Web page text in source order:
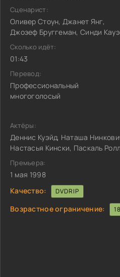
Сценарист:
Оливер Стоун, Джанет Янг,
Джозеф Бруггеман, Синди
Сколько идёт:
01:43
Перевод:
Профессиональный
многоголосый
Актёры:
Деннис Куэйд, Наташа
Настасья Кински, Паскаль
Премьера:
1 мая 1998
Качество:
DVDRIP
Возрастное ограничение: 18